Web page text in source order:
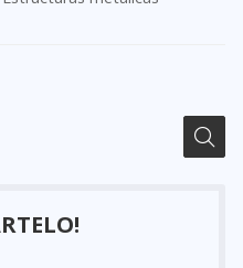
protección